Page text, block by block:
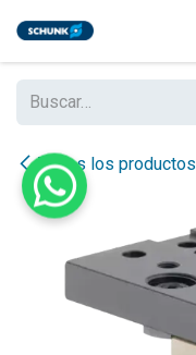
Todos los productos